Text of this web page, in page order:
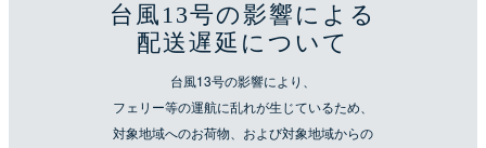
台風13号の影響による
配送遅延について
台風13号の影響により、
フェリー等の運航に乱れが生じているため、
対象地域へのお荷物、および対象地域からの